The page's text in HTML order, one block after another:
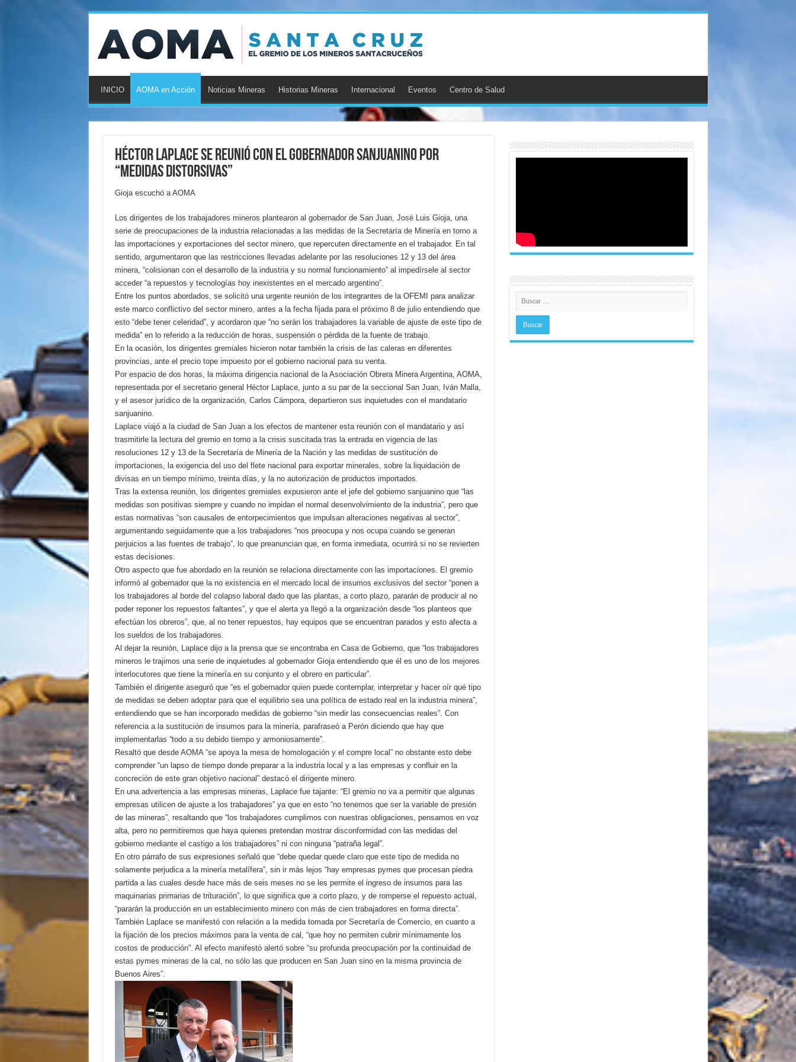
INICIO AOMA en Acción Noticias Mineras Historias Mineras Internacional Eventos Centro de Salud
Héctor Laplace se reunió con el gobernador sanjuanino por
“medidas distorsivas”
Gioja escuchó a AOMA
Los dirigentes de los trabajadores mineros plantearon al gobernador de San Juan, José Luis Gioja, una
serie de preocupaciones de la industria relacionadas a las medidas de la Secretaría de Minería en torno a
las importaciones y exportaciones del sector minero, que repercuten directamente en el trabajador. En tal
sentido, argumentaron que las restricciones llevadas adelante por las resoluciones 12 y 13 del área
minera, “colisionan con el desarrollo de la industria y su normal funcionamiento” al impedírsele al sector
acceder “a repuestos y tecnologías hoy inexistentes en el mercado argentino”.
Entre los puntos abordados, se solicitó una urgente reunión de los integrantes de la OFEMI para analizar
este marco conflictivo del sector minero, antes a la fecha fijada para el próximo 8 de julio entendiendo que
esto “debe tener celeridad”, y acordaron que “no serán los trabajadores la variable de ajuste de este tipo de
medida” en lo referido a la reducción de horas, suspensión o pérdida de la fuente de trabajo.
En la ocasión, los dirigentes gremiales hicieron notar también la crisis de las caleras en diferentes
provincias, ante el precio tope impuesto por el gobierno nacional para su venta.
Por espacio de dos horas, la máxima dirigencia nacional de la Asociación Obrera Minera Argentina, AOMA,
representada por el secretario general Héctor Laplace, junto a su par de la seccional San Juan, Iván Malla,
y el asesor jurídico de la organización, Carlos Cámpora, departieron sus inquietudes con el mandatario
sanjuanino.
Laplace viajó a la ciudad de San Juan a los efectos de mantener esta reunión con el mandatario y así
trasmitirle la lectura del gremio en torno a la crisis suscitada tras la entrada en vigencia de las
resoluciones 12 y 13 de la Secretaría de Minería de la Nación y las medidas de sustitución de
importaciones, la exigencia del uso del flete nacional para exportar minerales, sobre la liquidación de
divisas en un tiempo mínimo, treinta días, y la no autorización de productos importados.
Tras la extensa reunión, los dirigentes gremiales expusieron ante el jefe del gobierno sanjuanino que “las
medidas son positivas siempre y cuando no impidan el normal desenvolvimiento de la industria”, pero que
estas normativas “son causales de entorpecimientos que impulsan alteraciones negativas al sector”,
argumentando seguidamente que a los trabajadores “nos preocupa y nos ocupa cuando se generan
perjuicios a las fuentes de trabajo”, lo que preanuncian que, en forma inmediata, ocurrirá si no se revierten
estas decisiones.
Otro aspecto que fue abordado en la reunión se relaciona directamente con las importaciones. El gremio
informó al gobernador que la no existencia en el mercado local de insumos exclusivos del sector “ponen a
los trabajadores al borde del colapso laboral dado que las plantas, a corto plazo, pararán de producir al no
poder reponer los repuestos faltantes”, y que el alerta ya llegó a la organización desde “los planteos que
efectúan los obreros”, que, al no tener repuestos, hay equipos que se encuentran parados y esto afecta a
los sueldos de los trabajadores.
Al dejar la reunión, Laplace dijo a la prensa que se encontraba en Casa de Gobierno, que “los trabajadores
mineros le trajimos una serie de inquietudes al gobernador Gioja entendiendo que él es uno de los mejores
interlocutores que tiene la minería en su conjunto y el obrero en particular”.
También el dirigente aseguró que “es el gobernador quien puede contemplar, interpretar y hacer oír qué tipo
de medidas se deben adoptar para que el equilibrio sea una política de estado real en la industria minera”,
entendiendo que se han incorporado medidas de gobierno “sin medir las consecuencias reales”. Con
referencia a la sustitución de insumos para la minería, parafraseó a Perón diciendo que hay que
implementarlas “todo a su debido tiempo y armoniosamente”.
Resaltó que desde AOMA “se apoya la mesa de homologación y el compre local” no obstante esto debe
comprender “un lapso de tiempo donde preparar a la industria local y a las empresas y confluir en la
concreción de este gran objetivo nacional” destacó el dirigente minero.
En una advertencia a las empresas mineras, Laplace fue tajante: “El gremio no va a permitir que algunas
empresas utilicen de ajuste a los trabajadores” ya que en esto “no tenemos que ser la variable de presión
de las mineras”, resaltando que “los trabajadores cumplimos con nuestras obligaciones, pensamos en voz
alta, pero no permitiremos que haya quienes pretendan mostrar disconformidad con las medidas del
gobierno mediante el castigo a los trabajadores” ni con ninguna “patraña legal”.
En otro párrafo de sus expresiones señaló que “debe quedar quede claro que este tipo de medida no
solamente perjudica a la minería metalífera”, sin ir más lejos “hay empresas pymes que procesan piedra
partida a las cuales desde hace más de seis meses no se les permite el ingreso de insumos para las
maquinarias primarias de trituración”, lo que significa que a corto plazo, y de romperse el repuesto actual,
“pararán la producción en un establecimiento minero con más de cien trabajadores en forma directa”.
También Laplace se manifestó con relación a la medida tomada por Secretaría de Comercio, en cuanto a
la fijación de los precios máximos para la venta de cal, “que hoy no permiten cubrir mínimamente los
costos de producción”. Al efecto manifestó alertó sobre “su profunda preocupación por la continuidad de
estas pymes mineras de la cal, no sólo las que producen en San Juan sino en la misma provincia de
Buenos Aires”.